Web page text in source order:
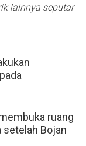
lainnya seputar
ruang
setelah Bojan